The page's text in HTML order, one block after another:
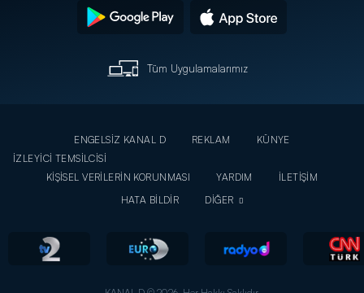
Tüm Uygulamalarımız
ENGELSİZ KANAL D REKLAM
KÜNYE
İZLEYİCİ TEMSİLCİSİ
KİŞİSEL VERİLERİN KORUNMASI
YARDIM
İLETİŞİM
HATA BİLDİR
DİĞER